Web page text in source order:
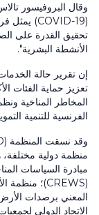
وقال البروفيسور
(COVID-19)
يمثل
تحقيق القدرة على
الأنشطة البشرية".
إن تقرير حالة
تعزيز حماية الفئات
المخاطر المناخیة ونظم
الفرنسية للتنمية
وقد نسقت المنظمة (WMO) التقرير، الذي يتضمن إسهامات من
منظمة دولية مختلفة،
مبادرة السياسات
(CREWS)
؛ منظمة
المعني برصدات
الاتحاد الدولي